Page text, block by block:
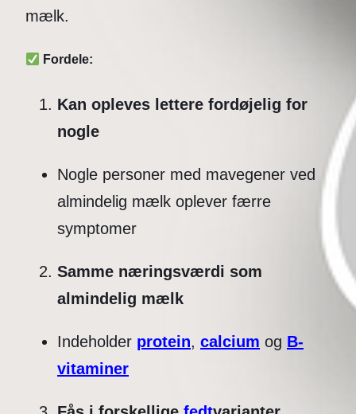
mælk.
Fordele:
Kan opleves lettere fordøjelig for
nogle
Nogle personer med mavegener ved
almindelig mælk oplever færre
symptomer
Samme næringsværdi som
almindelig mælk
Indeholder protein, calcium og B-
vitaminer